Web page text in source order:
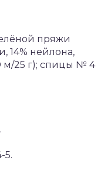
пряжи
14% нейлона,
м/25 г); спицы № 4
5.